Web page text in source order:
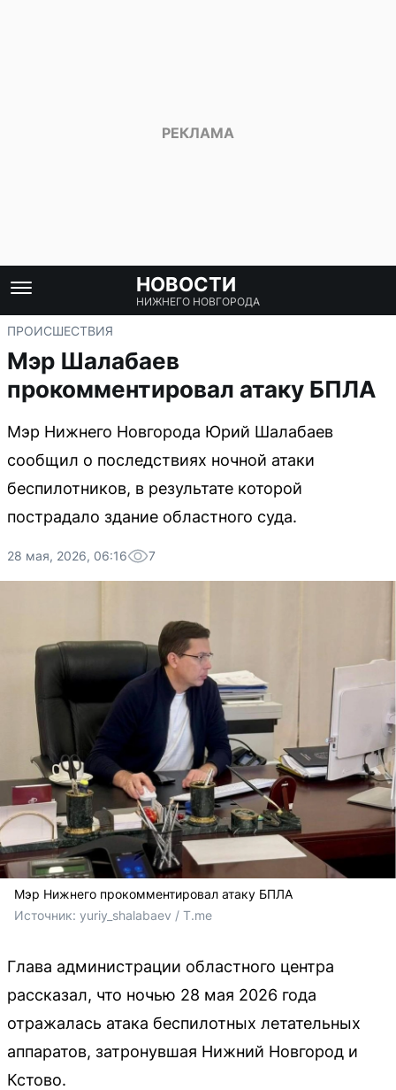
НОВОСТИ
НИЖНЕГО НОВГОРОДА
ПРОИСШЕСТВИЯ
Мэр Шалабаев
прокомментировал атаку БПЛА
Мэр Нижнего Новгорода Юрий Шалабаев
сообщил о последствиях ночной атаки
беспилотников, в результате которой
пострадало здание областного суда.
28 мая, 2026, 06:16 7
Мэр Нижнего прокомментировал атаку БПЛА
Источник: yuriy_shalabaev / T.me
Глава администрации областного центра
рассказал, что ночью 28 мая 2026 года
отражалась атака беспилотных летательных
аппаратов, затронувшая Нижний Новгород и
Кстово.